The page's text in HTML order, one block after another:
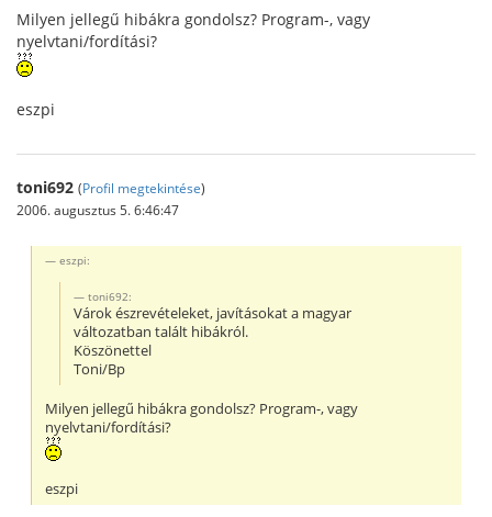
Milyen jellegű hibákra gondolsz? Program-, vagy
nyelvtani/fordítási?
eszpi
toni692 (Profil megtekintése)
2006. augusztus 5. 6:46:47
eszpi:
toni692:
Várok észrevételeket, javításokat a magyar
változatban talált hibákról.
Köszönettel
Toni/Bp
Milyen jellegű hibákra gondolsz? Program-, vagy
nyelvtani/fordítási?
eszpi